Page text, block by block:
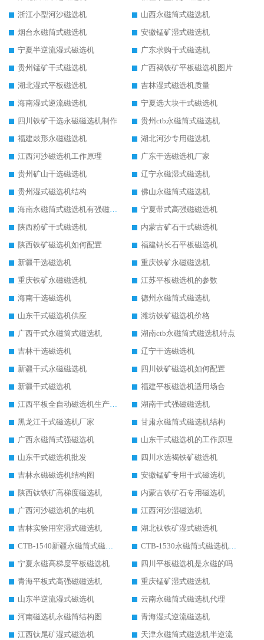
浙江小型河沙磁选机
山西永磁筒式磁选机
烟台永磁筒式磁选机
安徽锰矿湿式磁选机
宁夏半逆流湿式磁选机
广东求购干式磁选机
贵州锰矿干式磁选机
广西褐铁矿平板磁选机图片
湖北湿式平板磁选机
吉林湿式磁选机质量
海南湿式逆流磁选机
宁夏选大块干式磁选机
四川铁矿干选永磁磁选机制作
贵州ctb永磁筒式磁选机
福建鼓形永磁磁选机
湖北河沙专用磁选机
江西河沙磁选机工作原理
广东干选磁选机厂家
贵州矿山干选磁选机
辽宁永磁湿式磁选机
贵州湿式磁选机结构
佛山永磁筒式磁选机
海南永磁筒式磁选机有强磁的吗
宁夏带式高强磁磁选机
陕西粉矿干式磁选机
内蒙古矿石干式磁选机
陕西铁矿磁选机如何配置
福建钠长石平板磁选机
新疆干选磁选机
重庆铁矿永磁磁选机
重庆铁矿永磁磁选机
江苏平板磁选机的参数
海南干选磁选机
德州永磁筒式磁选机
山东干式磁选机供应
潍坊铁矿磁选机价格
广西干式永磁筒式磁选机
湖南ctb永磁筒式磁选机特点
吉林干选磁选机
辽宁干选磁选机
新疆干式永磁磁选机
四川铁矿磁选机如何配置
新疆干式磁选机
福建平板磁选机适用场合
江西平板全自动磁选机生产厂家
湖南干式强磁磁选机
黑龙江干式磁选机厂家
甘肃永磁筒式磁选机结构
广西永磁筒式强磁选机
山东干式磁选机的工作原理
山东干式磁选机批发
四川水选褐铁矿磁选机
吉林永磁磁选机结构图
安徽锰矿专用干式磁选机
陕西钛铁矿高梯度磁选机
内蒙古铁矿石专用磁选机
广西河沙磁选机的电机
江西河沙湿磁选机
吉林实验用室湿式磁选机
湖北钛铁矿湿式磁选机
CTB-1540新疆永磁筒式磁选机
CTB-1530永磁筒式磁选机代理商
宁夏永磁高梯度平板磁选机
四川平板磁选机是永磁的吗
青海平板式高强磁磁选机
重庆锰矿湿式磁选机
山东半逆流湿式磁选机
云南永磁筒式磁选机代理
河南磁选机永磁筒结构图
青海湿式逆流磁选机
江西钛尾矿湿式磁选机
天津永磁筒式磁选机半逆流